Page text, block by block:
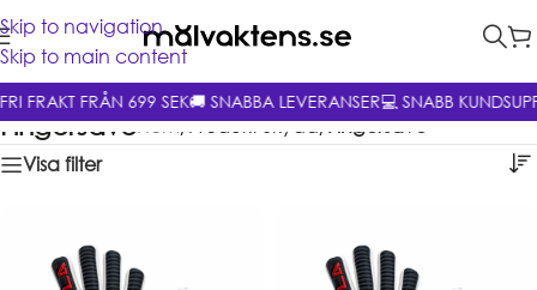
Skip to navigation
Skip to main content
FRI FRAKT FRÅN 699 SEK🚚 SNABBA LEVERANSER💻 SNABB
FingersaveHem/Produkt Skydd/Fingersave
Visa filter